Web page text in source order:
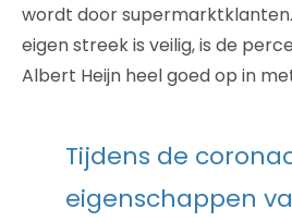
wordt door
eigen streek is veilig, is de
Albert Heijn heel goed op in
Tijdens de
eigenschappen